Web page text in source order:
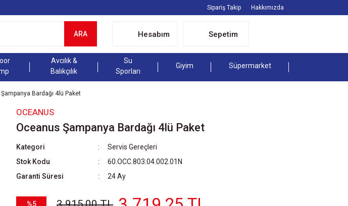
Sipariş Takip Hakkımızda
ARA Hesabım Sepetim
Avcılık &
Balıkçılık
Su
Sporları
Giyim Süpermarket
Bardağı 4lü Paket
OCEANUS
Oceanus Şampanya Bardağı 4lü Paket
Kategori
Servis Gereçleri
Stok Kodu
60.OCC.803.04.002.01N
Garanti Süresi
24 Ay
%5